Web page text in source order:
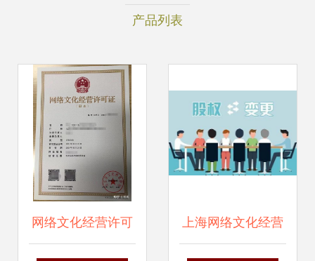
产品列表
网络文化经营许可 上海网络文化经营